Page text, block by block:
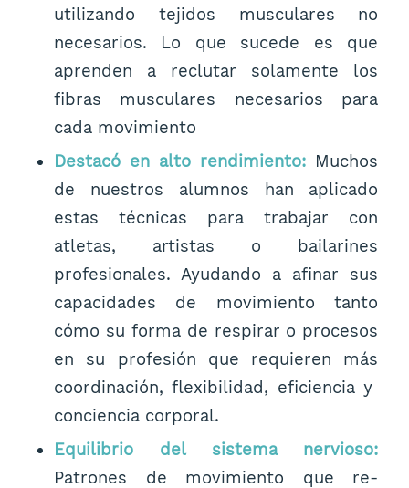
utilizando tejidos musculares no
necesarios. Lo que sucede es que
aprenden a reclutar solamente los
fibras musculares necesarios para
cada movimiento
Destacó en alto rendimiento: Muchos
de nuestros alumnos han aplicado
estas técnicas para trabajar con
atletas, artistas o bailarines
profesionales. Ayudando a afinar sus
capacidades de movimiento tanto
cómo su forma de respirar o procesos
en su profesión que requieren más
coordinación, flexibilidad, eficiencia y
conciencia corporal.
Equilibrio del sistema nervioso:
Patrones de movimiento que re-